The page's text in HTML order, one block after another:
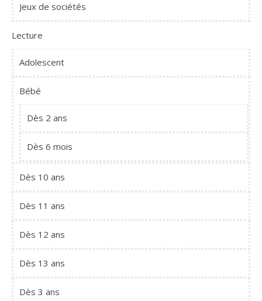
Jeux de sociétés
Lecture
Adolescent
Bébé
Dès 2 ans
Dès 6 mois
Dès 10 ans
Dès 11 ans
Dès 12 ans
Dès 13 ans
Dès 3 ans